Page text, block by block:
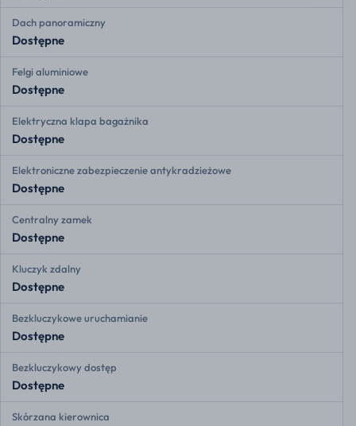
Dach panoramiczny
Dostępne
Felgi aluminiowe
Dostępne
Elektryczna klapa bagażnika
Dostępne
Elektroniczne zabezpieczenie antykradzieżowe
Dostępne
Centralny zamek
Dostępne
Kluczyk zdalny
Dostępne
Bezkluczykowe uruchamianie
Dostępne
Bezkluczykowy dostęp
Dostępne
Skórzana kierownica